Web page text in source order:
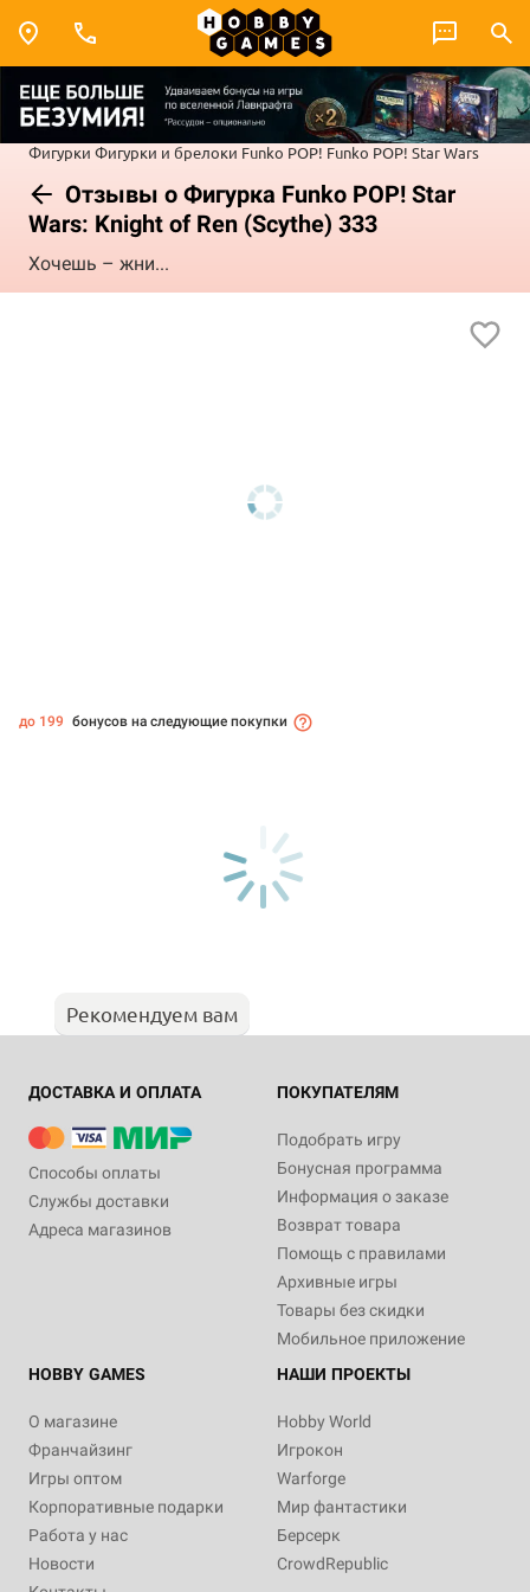
Фигурки Фигурки и брелоки Funko POP! Funko POP! Star Wars
Отзывы о Фигурка Funko POP! Star
Wars: Knight of Ren (Scythe) 333
Хочешь – жни...
до 199 бонусов на следующие покупки
Рекомендуем вам
ДОСТАВКА И ОПЛАТА
Способы оплаты
Службы доставки
Адреса магазинов
ПОКУПАТЕЛЯМ
Подобрать игру
Бонусная программа
Информация о заказе
Возврат товара
Помощь с правилами
Архивные игры
Товары без скидки
Мобильное приложение
HOBBY GAMES
О магазине
Франчайзинг
Игры оптом
Корпоративные подарки
Работа у нас
Новости
НАШИ ПРОЕКТЫ
Hobby World
Игрокон
Warforge
Мир фантастики
Берсерк
CrowdRepublic